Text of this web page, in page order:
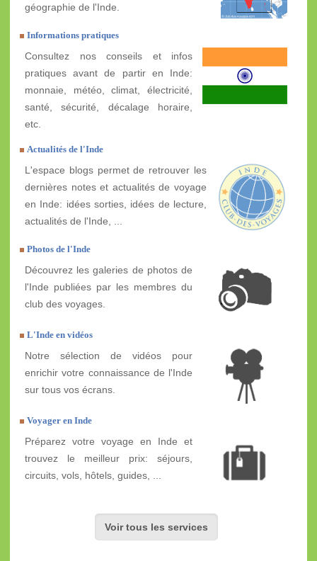
géographie de l'Inde.
Informations pratiques
Consultez nos conseils et infos
pratiques avant de partir en Inde:
monnaie, météo, climat, électricité,
santé, sécurité, décalage horaire,
etc.
Actualités de l'Inde
L'espace blogs permet de retrouver les
dernières notes et actualités de voyage
en Inde: idées sorties, idées de lecture,
actualités de l'Inde, ...
Photos de l'Inde
Découvrez les galeries de photos de
l'Inde publiées par les membres du
club des voyages.
L'Inde en vidéos
Notre sélection de vidéos pour
enrichir votre connaissance de l'Inde
sur tous vos écrans.
Voyager en Inde
Préparez votre voyage en Inde et
trouvez le meilleur prix: séjours,
circuits, vols, hôtels, guides, ...
Voir tous les services